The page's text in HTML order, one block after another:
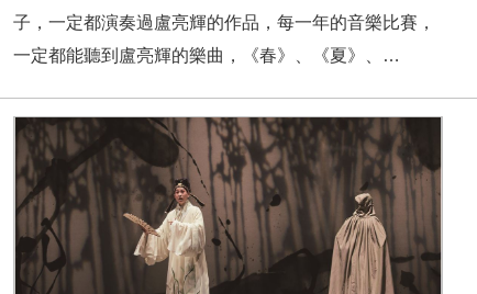
子，一定都演奏過盧亮輝的作品，每一年的音樂比賽，
一定都能聽到盧亮輝的樂曲，《春》、《夏》、
《童年的回憶》、《節慶歡舞》⋯⋯在那個老師手把手
練習的初學階段，在那個一學期只練習一首比賽曲的歲
月裡，每個國樂人的...